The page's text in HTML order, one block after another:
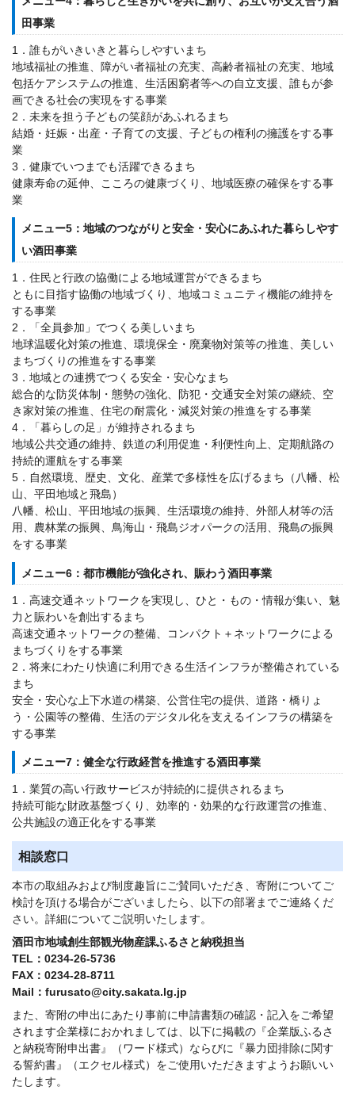
田事業
1．誰もがいきいきと暮らしやすいまち
地域福祉の推進、障がい者福祉の充実、高齢者福祉の充実、地域
包括ケアシステムの推進、生活困窮者等への自立支援、誰もが参
画できる社会の実現をする事業
2．未来を担う子どもの笑顔があふれるまち
結婚・妊娠・出産・子育ての支援、子どもの権利の擁護をする事
業
3．健康でいつまでも活躍できるまち
健康寿命の延伸、こころの健康づくり、地域医療の確保をする事
業
メニュー5：地域のつながりと安全・安心にあふれた暮らしやす
い酒田事業
1．住民と行政の協働による地域運営ができるまち
ともに目指す協働の地域づくり、地域コミュニティ機能の維持を
する事業
2．「全員参加」でつくる美しいまち
地球温暖化対策の推進、環境保全・廃棄物対策等の推進、美しい
まちづくりの推進をする事業
3．地域との連携でつくる安全・安心なまち
総合的な防災体制・態勢の強化、防犯・交通安全対策の継続、空
き家対策の推進、住宅の耐震化・減災対策の推進をする事業
4．「暮らしの足」が維持されるまち
地域公共交通の維持、鉄道の利用促進・利便性向上、定期航路の
持続的運航をする事業
5．自然環境、歴史、文化、産業で多様性を広げるまち（八幡、松
山、平田地域と飛島）
八幡、松山、平田地域の振興、生活環境の維持、外部人材等の活
用、農林業の振興、鳥海山・飛島ジオパークの活用、飛島の振興
をする事業
メニュー6：都市機能が強化され、賑わう酒田事業
1．高速交通ネットワークを実現し、ひと・もの・情報が集い、魅
力と賑わいを創出するまち
高速交通ネットワークの整備、コンパクト＋ネットワークによる
まちづくりをする事業
2．将来にわたり快適に利用できる生活インフラが整備されている
まち
安全・安心な上下水道の構築、公営住宅の提供、道路・橋りょ
う・公園等の整備、生活のデジタル化を支えるインフラの構築を
する事業
メニュー7：健全な行政経営を推進する酒田事業
1．業質の高い行政サービスが持続的に提供されるまち
持続可能な財政基盤づくり、効率的・効果的な行政運営の推進、
公共施設の適正化をする事業
相談窓口
本市の取組みおよび制度趣旨にご賛同いただき、寄附についてご
検討を頂ける場合がございましたら、以下の部署までご連絡くだ
さい。詳細についてご説明いたします。
酒田市地域創生部観光物産課ふるさと納税担当
TEL：0234-26-5736
FAX：0234-28-8711
Mail：furusato@city.sakata.lg.jp
また、寄附の申出にあたり事前に申請書類の確認・記入をご希望
されます企業様におかれましては、以下に掲載の『企業版ふるさ
と納税寄附申出書』（ワード様式）ならびに『暴力団排除に関す
る誓約書』（エクセル様式）をご使用いただきますようお願いい
たします。